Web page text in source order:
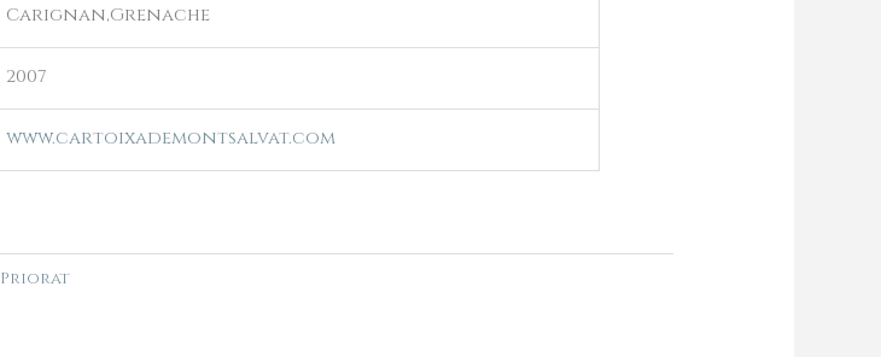
Carignan,Grenache
2007
www.cartoixademontsalvat.com
Priorat